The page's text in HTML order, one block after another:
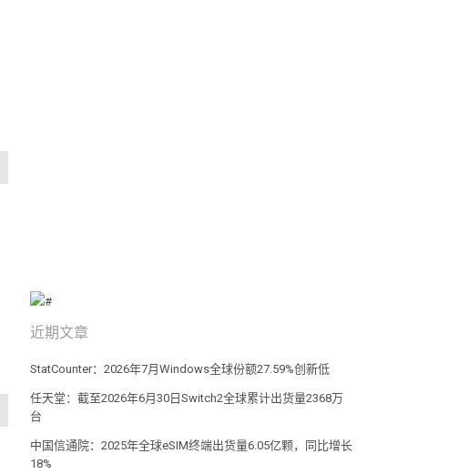
近期文章
StatCounter：2026年7月Windows全球份额27.59%创新低
任天堂：截至2026年6月30日Switch2全球累计出货量2368万
台
中国信通院：2025年全球eSIM终端出货量6.05亿颗，同比增长
18%